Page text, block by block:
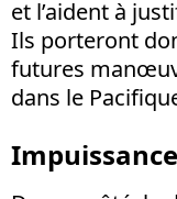
et l’aident à
Ils porteront
futures
dans le